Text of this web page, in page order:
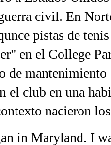
civil. En
pistas de
en el College
de mantenimiento
el club en una
nacieron
in Maryland. I